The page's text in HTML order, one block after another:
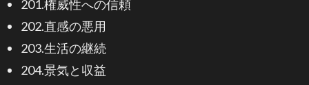
201.権威性への信頼
202.直感の悪用
203.生活の継続
204.景気と収益